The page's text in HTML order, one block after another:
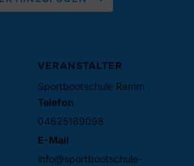
VERANSTALTER
Sportbootschule Ramm
Telefon
04625189098
E-Mail
info@sportbootschule-